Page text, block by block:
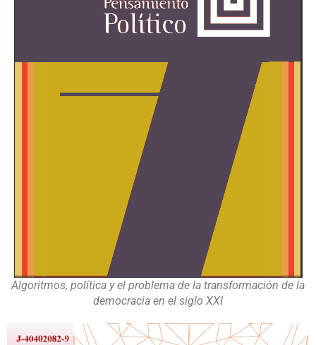
Algoritmos, política y el problema de la transformación de la
democracia en el siglo XXI